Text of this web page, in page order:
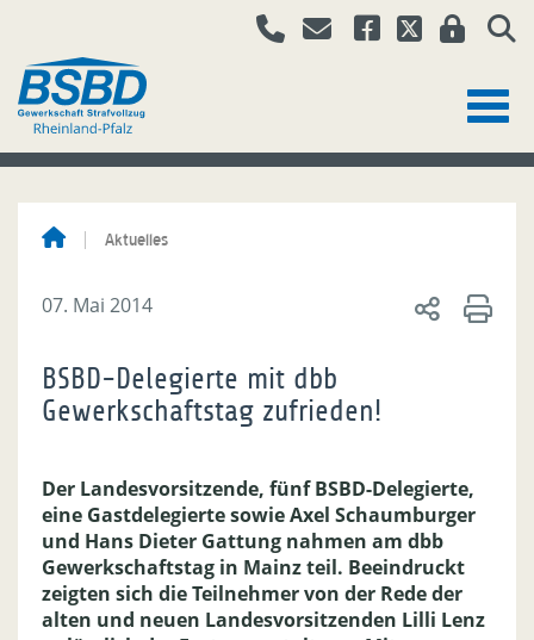
Aktuelles
07. Mai 2014
BSBD-Delegierte mit dbb
Gewerkschaftstag zufrieden!
Der Landesvorsitzende, fünf BSBD-Delegierte,
eine Gastdelegierte sowie Axel Schaumburger
und Hans Dieter Gattung nahmen am dbb
Gewerkschaftstag in Mainz teil. Beeindruckt
zeigten sich die Teilnehmer von der Rede der
alten und neuen Landesvorsitzenden Lilli Lenz